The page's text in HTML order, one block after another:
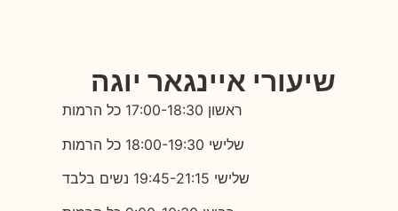
שיעורי איינגאר יוגה
ראשון 17:00-18:30 כל הרמות
שלישי 18:00-19:30 כל הרמות
שלישי 19:45-21:15 נשים בלבד